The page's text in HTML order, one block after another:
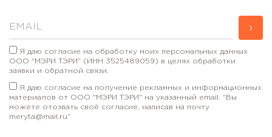
›
Я даю согласие на обработку моих персональных данных
ООО "МЭРИ ТЭРИ" (ИНН 3525489059) в целях обработки
заявки и обратной связи.
Я даю согласие на получение рекламных и информационных
материалов от ООО "МЭРИ ТЭРИ" на указанный email. "Вы
можете отозвать своё согласие, написав на почту
meryta@mail.ru"